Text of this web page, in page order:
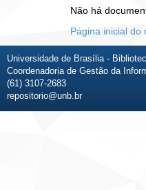
Não há
Página inicial do
Universidade de Brasília -
Coordenadoria de Gestão da
(61) 3107-2683
repositorio@unb.br